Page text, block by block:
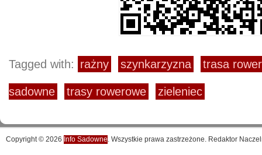
Tagged with: rażny szynkarzyzna trasa
sadowne trasy rowerowe zieleniec
Copyright © 2026 Info Sadowne. Wszystkie prawa zastrzeżone. Redaktor